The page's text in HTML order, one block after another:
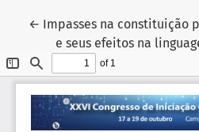
← Voltar aos Detalhes do
Impasses na constituição
e seus efeitos na